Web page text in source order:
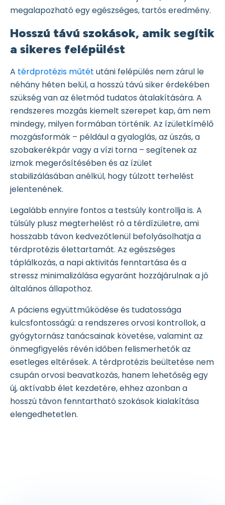
megalapozható egy egészséges, tartós eredmény.
Hosszú távú szokások, amik segítik
a sikeres felépülést
A térdprotézis műtét utáni felépülés nem zárul le
néhány héten belül, a hosszú távú siker érdekében
szükség van az életmód tudatos átalakítására. A
rendszeres mozgás kiemelt szerepet kap, ám nem
mindegy, milyen formában történik. Az ízületkímélő
mozgásformák – például a gyaloglás, az úszás, a
szobakerékpár vagy a vízi torna – segítenek az
izmok megerősítésében és az ízület
stabilizálásában anélkül, hogy túlzott terhelést
jelentenének.
Legalább ennyire fontos a testsúly kontrollja is. A
túlsúly plusz megterhelést ró a térdízületre, ami
hosszabb távon kedvezőtlenül befolyásolhatja a
térdprotézis élettartamát. Az egészséges
táplálkozás, a napi aktivitás fenntartása és a
stressz minimalizálása egyaránt hozzájárulnak a jó
általános állapothoz.
A páciens együttműködése és tudatossága
kulcsfontosságú: a rendszeres orvosi kontrollok, a
gyógytornász tanácsainak követése, valamint az
önmegfigyelés révén időben felismerhetők az
esetleges eltérések. A térdprotézis beültetése nem
csupán orvosi beavatkozás, hanem lehetőség egy
új, aktívabb élet kezdetére, ehhez azonban a
hosszú távon fenntartható szokások kialakítása
elengedhetetlen.